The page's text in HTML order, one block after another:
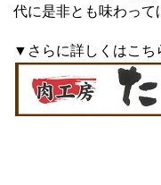
代に是非とも味わって
▼さらに詳しくはこち